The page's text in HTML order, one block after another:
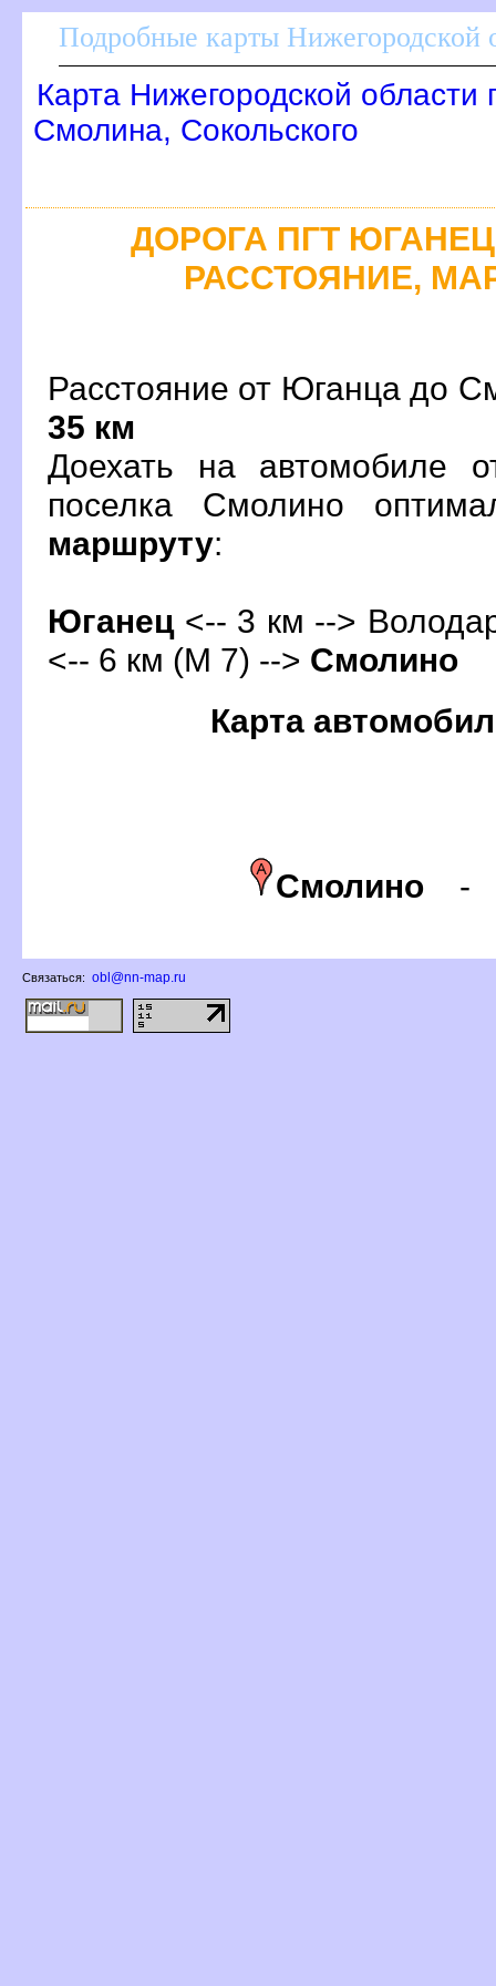
Подробные карты Нижегородской
Карта Нижегородской области
Смолина, Сокольского
ДОРОГА ПГТ
РАССТОЯНИЕ,
Расстояние от Юганца до
35 км
Доехать на автомобиле
поселка Смолино
маршруту:
Юганец<-- 3 км -->
<-- 6 км (М 7) --> Смолино
Карта
Смолино
Связаться: obl@nn-map.ru